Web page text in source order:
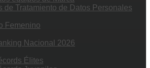
de Tratamiento de Datos Personales
Femenino
Nacional 2026
Élites